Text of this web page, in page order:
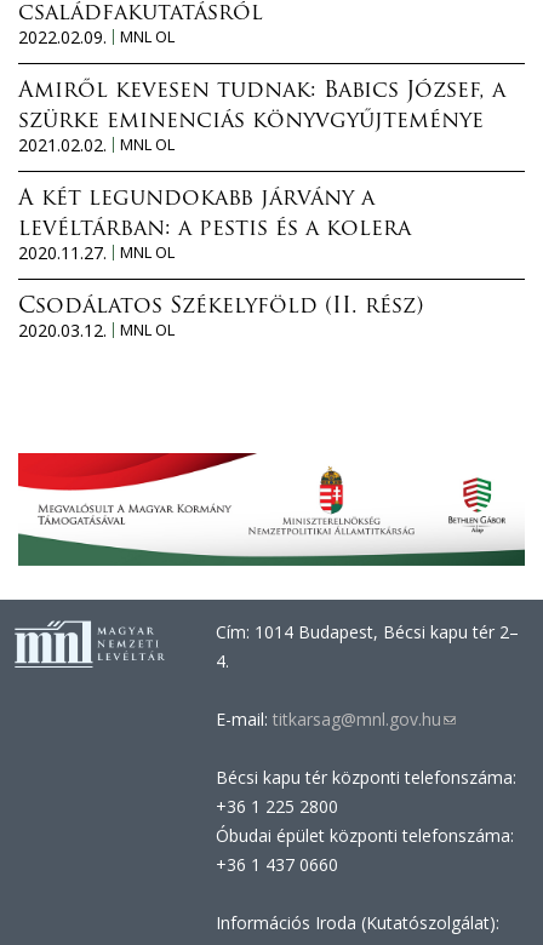
családfakutatásról
2022.02.09.
MNL OL
Amiről kevesen tudnak: Babics József, a
szürke eminenciás könyvgyűjteménye
2021.02.02.
MNL OL
A két legundokabb járvány a
levéltárban: a pestis és a kolera
2020.11.27.
MNL OL
Csodálatos Székelyföld (II. rész)
2020.03.12.
MNL OL
Cím: 1014 Budapest, Bécsi kapu tér 2–
4.
E-mail: titkarsag@mnl.gov.hu(link
e-
Bécsi kapu tér központi telefonszáma:
+36 1 225 2800
Óbudai épület központi telefonszáma:
+36 1 437 0660
Információs Iroda (Kutatószolgálat):